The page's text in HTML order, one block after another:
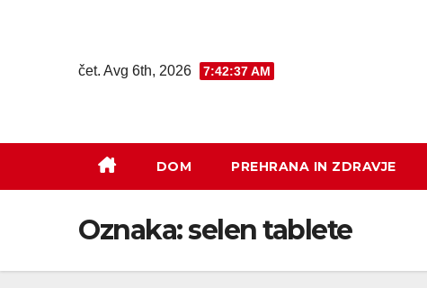
čet. Avg 6th, 2026 7:42:38 AM
DOM PREHRANA IN ZDRAVJE
Oznaka:selen tablete